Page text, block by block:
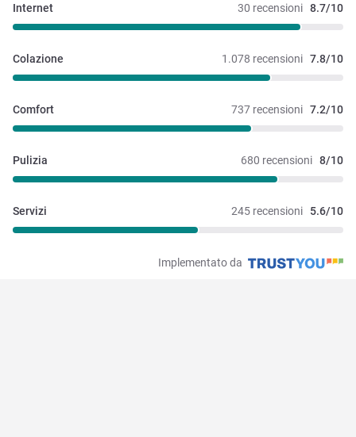
30 recensioni 8.7/10
Internet
1.078 recensioni 7.8/10
Colazione
737 recensioni 7.2/10
Comfort
680 recensioni 8/10
Pulizia
245 recensioni 5.6/10
Servizi
Implementato da